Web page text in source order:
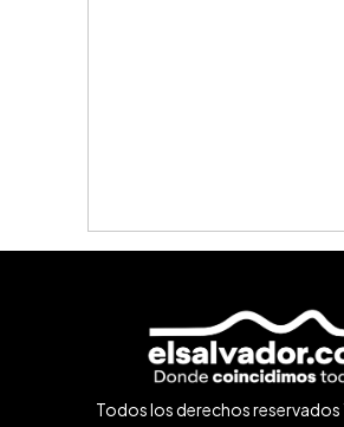
Todos los derechos